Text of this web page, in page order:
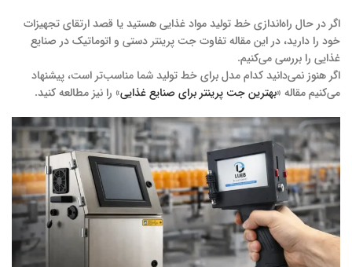
اگر در حال راه‌اندازی خط تولید مواد غذایی هستید یا قصد ارتقای تجهیزات
خود را دارید، در این مقاله تفاوت جت پرینتر دستی و اتوماتیک در صنایع
غذایی را بررسی می‌کنیم.
اگر هنوز نمی‌دانید کدام مدل برای خط تولید شما مناسب‌تر است، پیشنهاد
می‌کنیم مقاله «بهترین جت پرینتر برای صنایع غذایی» را نیز مطالعه کنید.